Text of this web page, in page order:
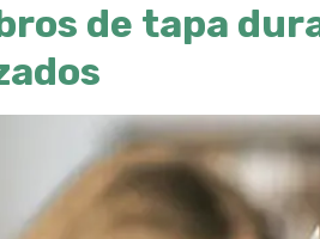
de tapa